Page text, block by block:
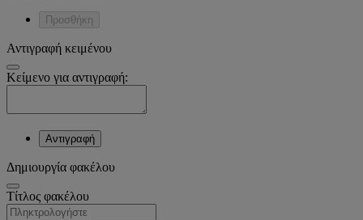
Προσθήκη
Αντιγραφή κειμένου
Κείμενο για αντιγραφή:
Αντιγραφή
Δημιουργία φακέλου
Tίτλος φακέλου